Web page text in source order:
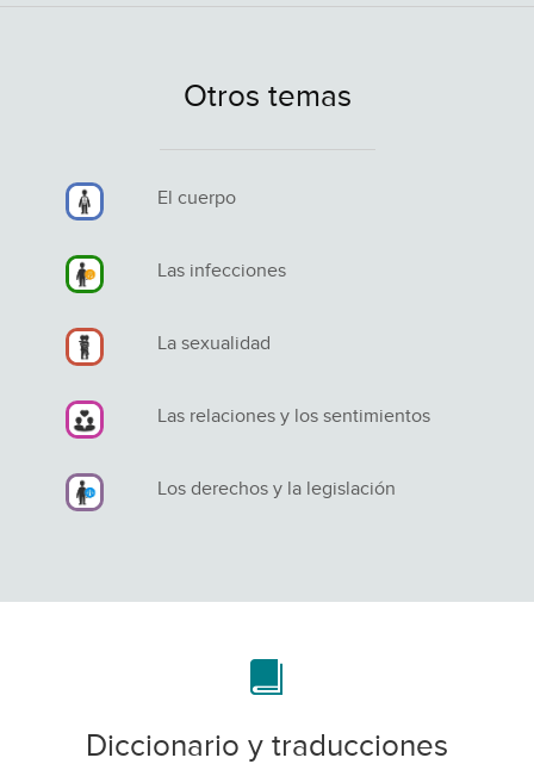
Otros temas
El cuerpo
Las infecciones
La sexualidad
Las relaciones y los sentimientos
Los derechos y la legislación
Diccionario y traducciones